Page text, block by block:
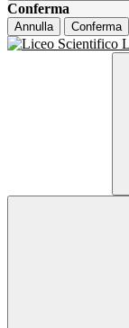
Conferma
Annulla Conferma